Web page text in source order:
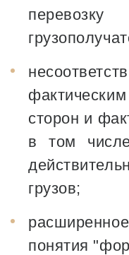
сторон и
в том
грузов;
понятия